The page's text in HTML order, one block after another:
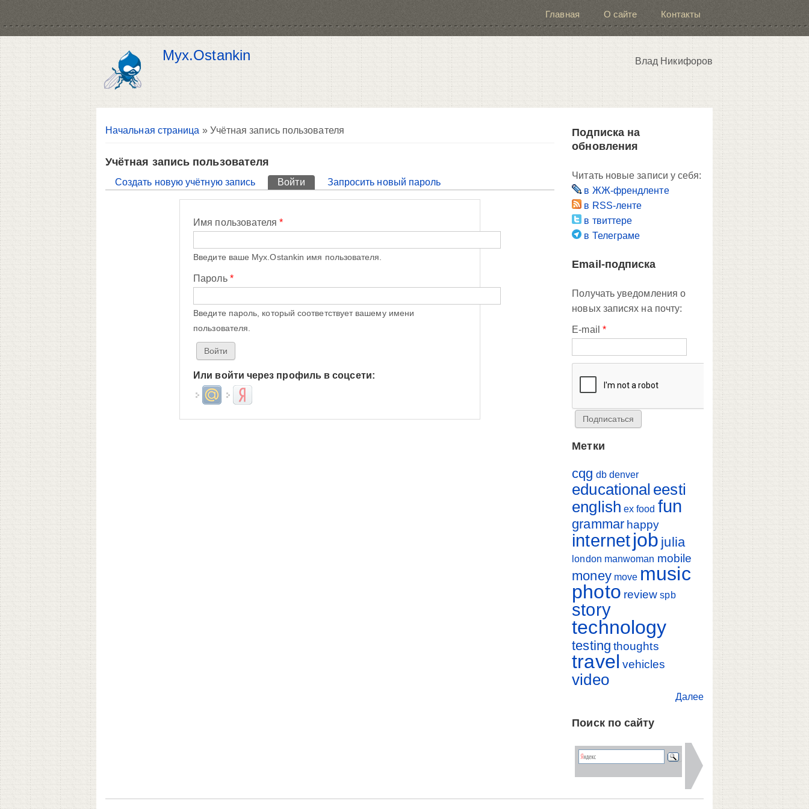
Главная О сайте Контакты
Myx.Ostankin Влад Никифоров
Вы здесь
Начальная страница » Учётная запись пользователя
Учётная запись пользователя
Главные вкладки
Создать новую учётную запись Войти (активная вкладка)
Запросить новый пароль
Имя пользователя*
Введите ваше Myx.Ostankin имя пользователя.
Пароль *
Введите пароль, который соответствует вашему имени
пользователя.
Или войти через профиль в соцсети:
Login with Mail.ruLogin with Яндекс
Подписка на
обновления
Читать новые записи у себя:
в ЖЖ-френдленте
в RSS-ленте
в твиттере
в Телеграме
Email-подписка
Получать уведомления о
новых записях на почту:
E-mail *
Метки
cqg db denver
educational eesti
english ex food fun
grammar happy
internetjob julia
london manwoman mobile
money move music
photo review spb
story
technology
testing thoughts
travel vehicles
video
Далее
Поиск по сайту